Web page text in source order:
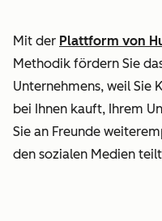
Mit der Plattform von
Methodik fördern Sie
Unternehmens, weil Sie
bei Ihnen kauft, Ihrem
Sie an Freunde
den sozialen Medien